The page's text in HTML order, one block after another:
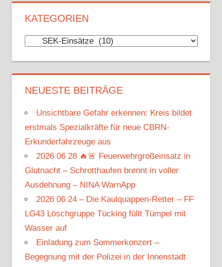
KATEGORIEN
Kategorien
NEUESTE BEITRÄGE
Unsichtbare Gefahr erkennen: Kreis bildet
erstmals Spezialkräfte für neue CBRN-
Erkunderfahrzeuge aus
2026 06 28 🔥🚨 Feuerwehrgroßeinsatz in
Glutnacht – Schrotthaufen brennt in voller
Ausdehnung – NINA WarnApp
2026 06 24 – Die Kaulquappen-Retter – FF
LG43 Löschgruppe Tücking füllt Tümpel mit
Wasser auf
Einladung zum Sommerkonzert –
Begegnung mit der Polizei in der Innenstadt